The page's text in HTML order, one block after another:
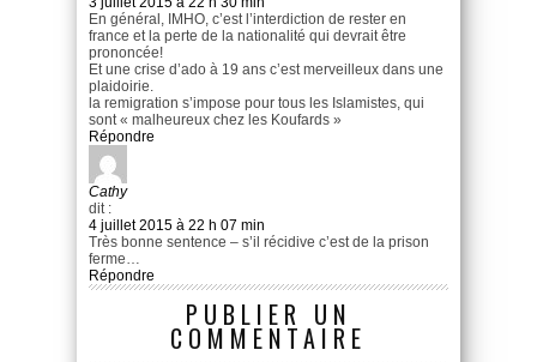
En général, IMHO, c’est l’interdiction de rester en
france et la perte de la nationalité qui devrait être
prononcée!
Et une crise d’ado à 19 ans c’est merveilleux dans une
plaidoirie.
la remigration s’impose pour tous les Islamistes, qui
sont « malheureux chez les Koufards »
Répondre
Cathy
dit :
4 juillet 2015 à 22 h 07 min
Très bonne sentence – s’il récidive c’est de la prison
ferme…
Répondre
PUBLIER UN
COMMENTAIRE